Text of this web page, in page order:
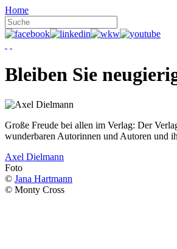
Home
Bleiben Sie
Große Freude bei allen im Verlag: Der
wunderbaren Autorinnen und Autoren und
Axel Dielmann
Foto
© Jana Hartmann
© Monty Cross